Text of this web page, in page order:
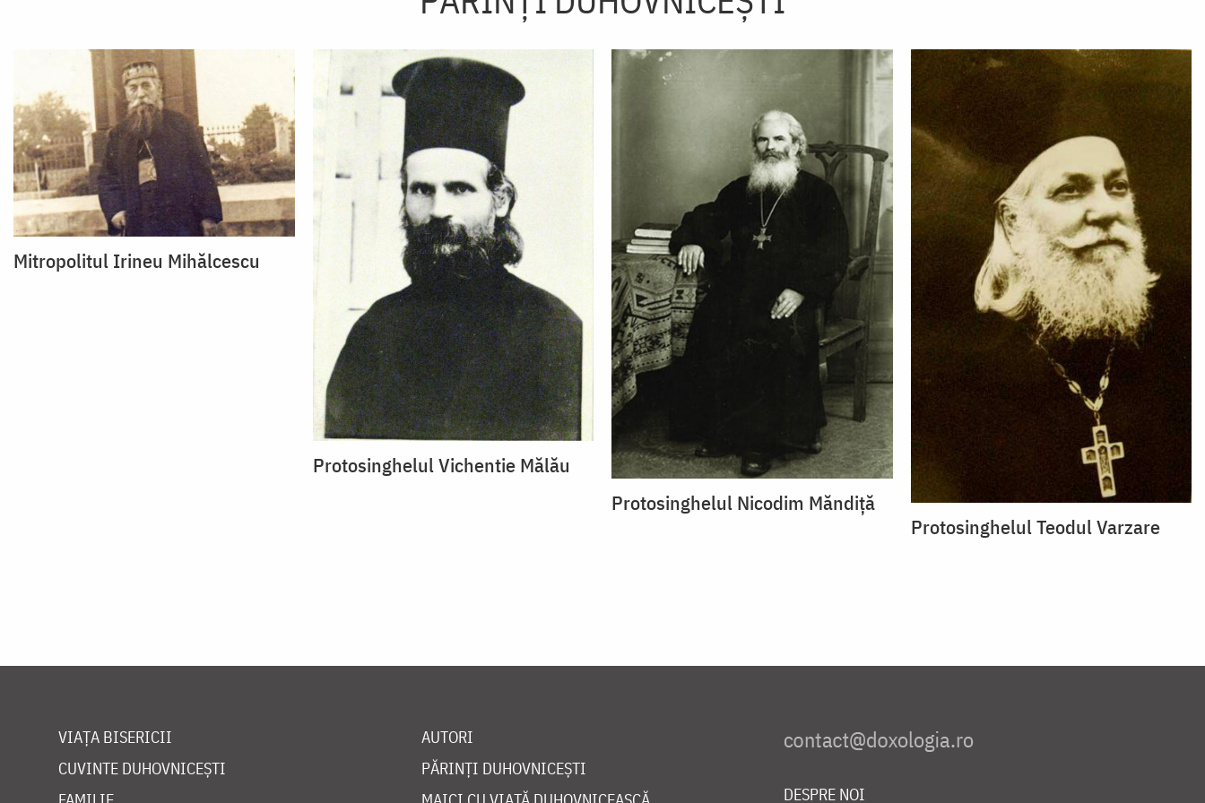
Mitropolitul Irineu Mihălcescu
Protosinghelul Vichentie Mălău
Protosinghelul Nicodim Măndiță
Protosinghelul Teodul Varzare
VIAȚA BISERICII
CUVINTE DUHOVNICEȘTI
AUTORI
PĂRINȚI DUHOVNICEȘTI
DESPRE NOI